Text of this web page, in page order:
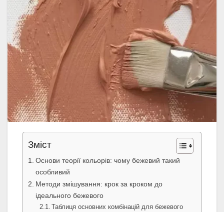
Зміст
Основи теорії кольорів: чому бежевий такий
особливий
Методи змішування: крок за кроком до
ідеального бежевого
Таблиця основних комбінацій для бежевого